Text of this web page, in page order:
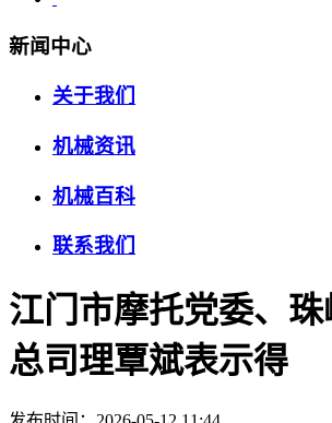
新闻中心
关于我们
机械资讯
机械百科
联系我们
江门市摩托党委、珠
总司理覃斌表示得